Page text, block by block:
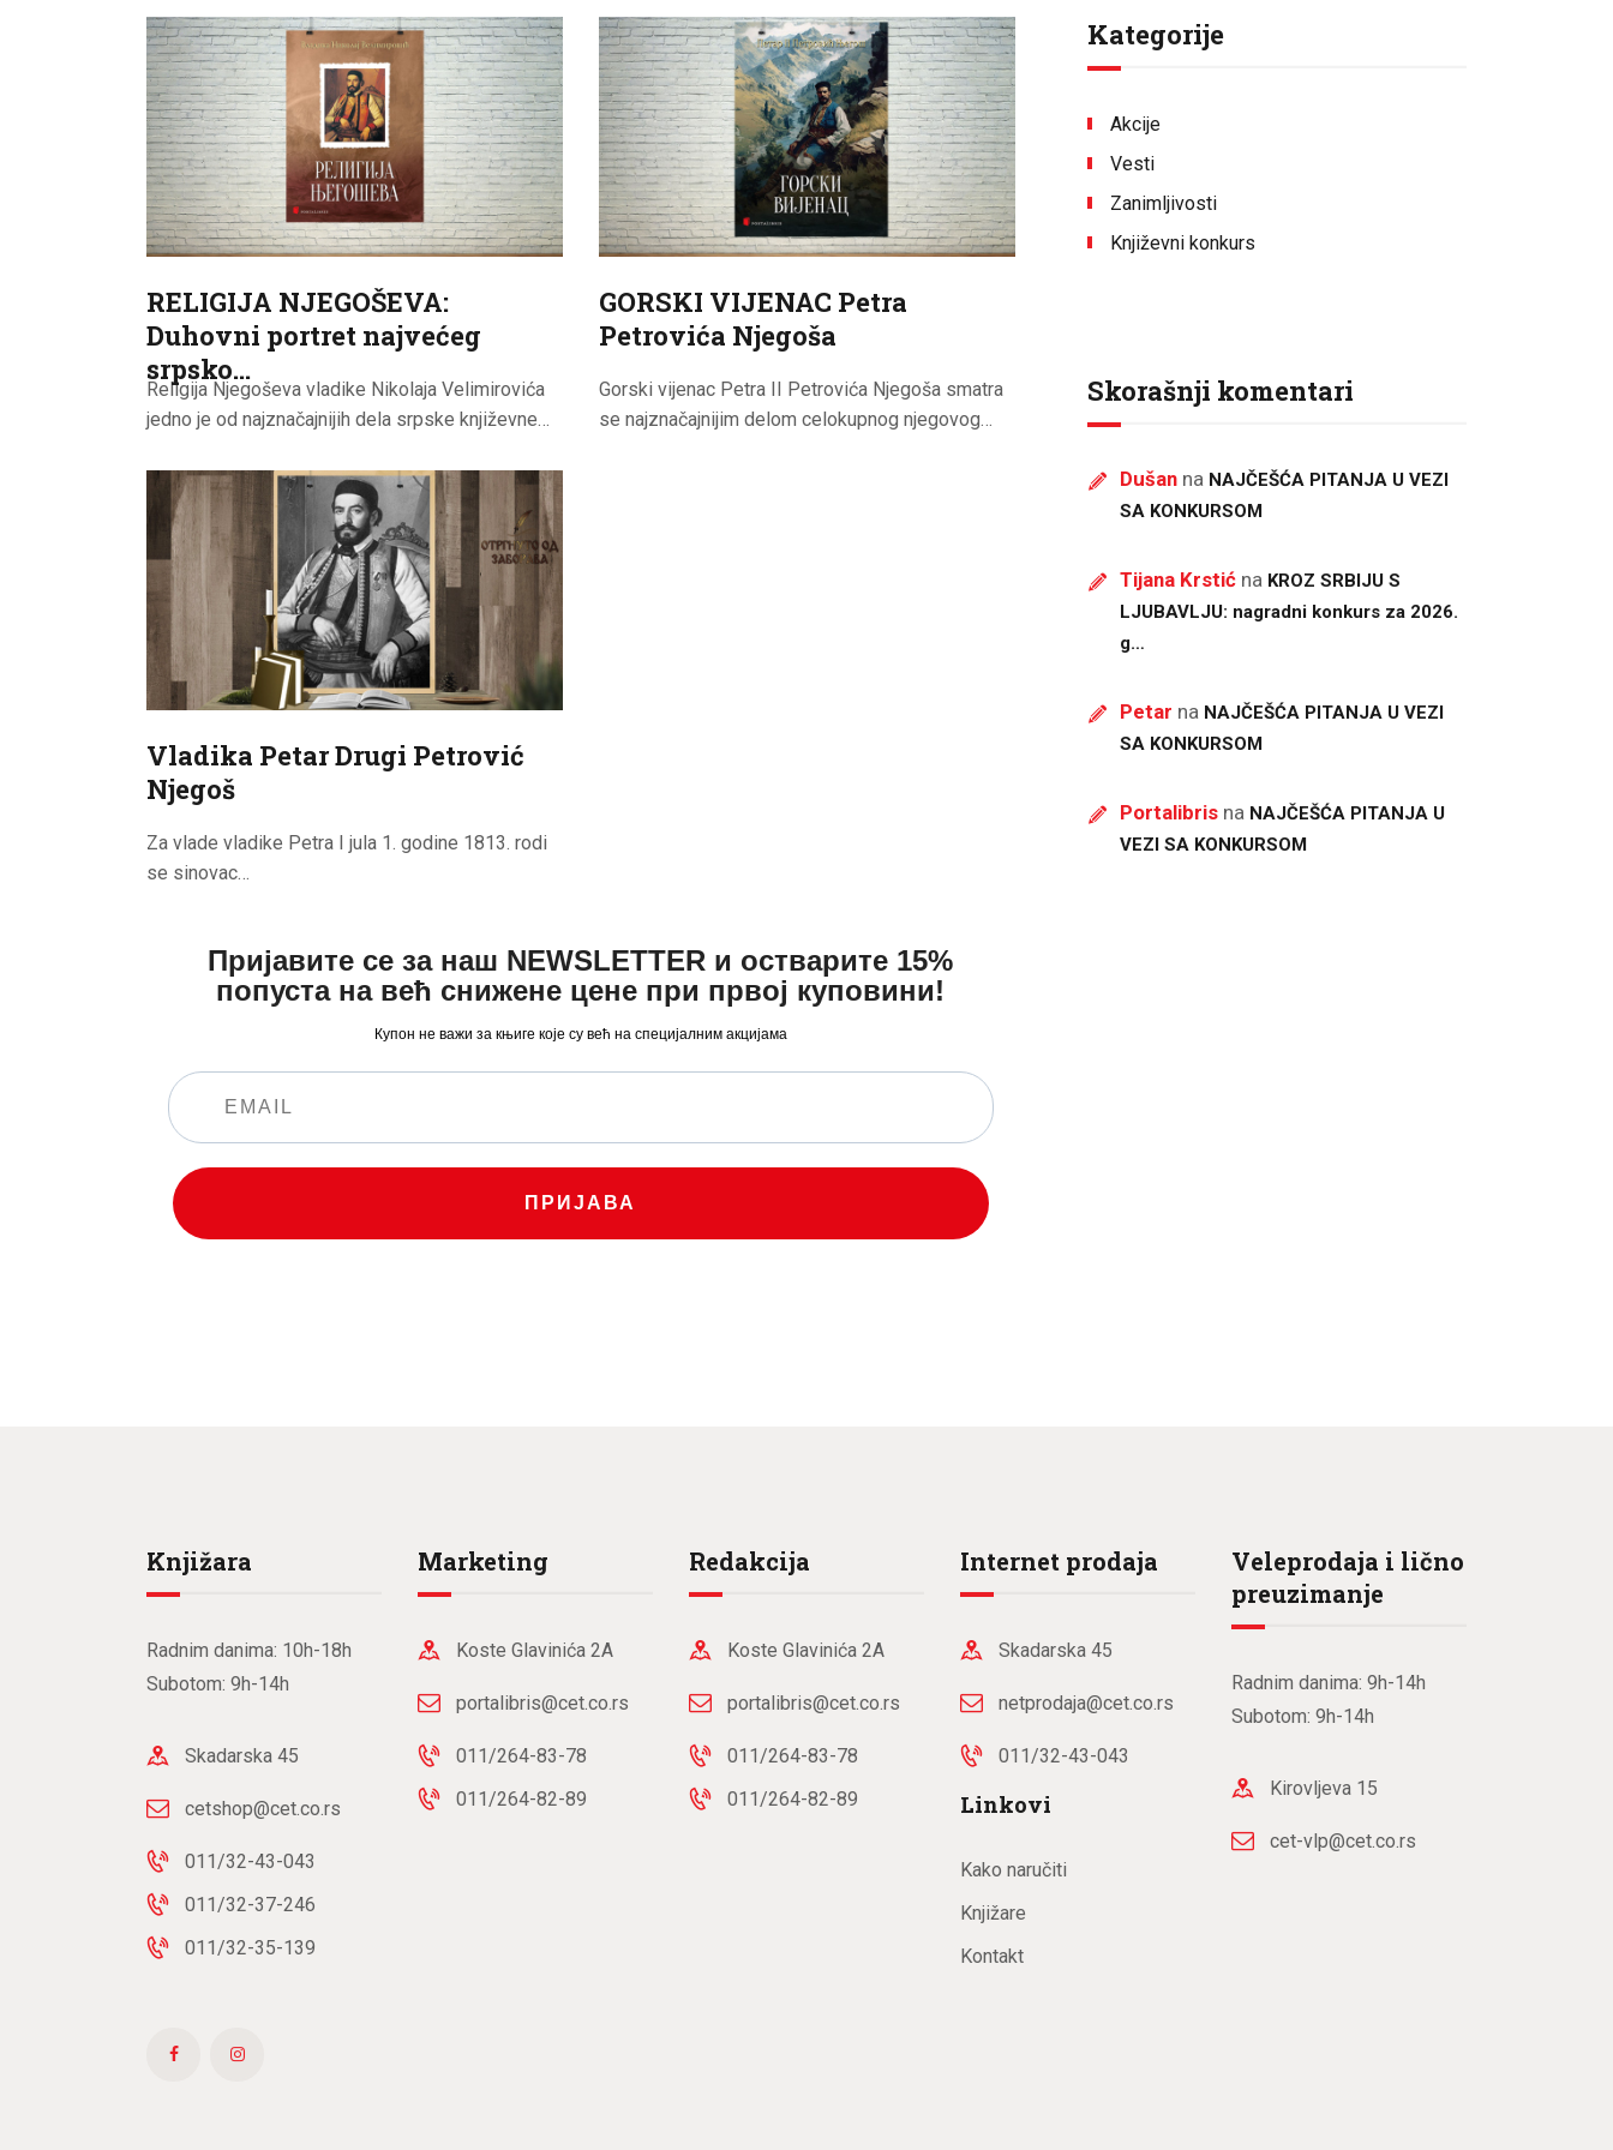
CENOVNIK
PISMO
RELIGIJA NJEGOŠEVA:
Duhovni portret najvećeg
srpsko…
Religija Njegoševa vladike Nikolaja Velimirovića
jedno je od najznačajnijih dela srpske književne…
GORSKI VIJENAC Petra
Petrovića Njegoša
Gorski vijenac Petra II Petrovića Njegoša smatra
se najznačajnijim delom celokupnog njegovog…
Vladika Petar Drugi Petrović
Njegoš
Za vlade vladike Petra I jula 1. godine 1813. rodi
se sinovac…
Пријавите се за наш NEWSLETTER и остварите 15%
попуста на већ снижене цене при првој куповини!
Купон не важи за књиге које су већ на специјалним акцијама
ПРИЈАВА
Kategorije
Akcije
Vesti
Zanimljivosti
Književni konkurs
Skorašnji komentari
Dušan na NAJČEŠĆA PITANJA U VEZI
SA KONKURSOM
Tijana Krstić na KROZ SRBIJU S
LJUBAVLJU: nagradni konkurs za 2026.
g…
Petar na NAJČEŠĆA PITANJA U VEZI
SA KONKURSOM
Portalibris na NAJČEŠĆA PITANJA U
VEZI SA KONKURSOM
Knjižara
Radnim danima: 10h-18h
Subotom: 9h-14h
Skadarska 45
cetshop@cet.co.rs
011/32-43-043
011/32-37-246
011/32-35-139
Marketing
Koste Glavinića 2A
portalibris@cet.co.rs
011/264-83-78
011/264-82-89
Redakcija
Koste Glavinića 2A
portalibris@cet.co.rs
011/264-83-78
011/264-82-89
Internet prodaja
Skadarska 45
netprodaja@cet.co.rs
011/32-43-043
Linkovi
Kako naručiti
Knjižare
Kontakt
Veleprodaja i lično
preuzimanje
Radnim danima: 9h-14h
Subotom: 9h-14h
Kirovljeva 15
cet-vlp@cet.co.rs